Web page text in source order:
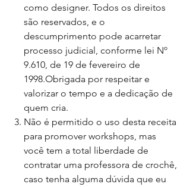
como designer. Todos os direitos
são reservados, e o
descumprimento pode acarretar
processo judicial, conforme lei Nº
9.610, de 19 de fevereiro de
1998.Obrigada por respeitar e
valorizar o tempo e a dedicação de
quem cria.
Não é permitido o uso desta receita
para promover workshops, mas
você tem a total liberdade de
contratar uma professora de crochê,
caso tenha alguma dúvida que eu